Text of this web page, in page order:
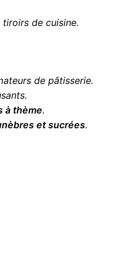
tiroirs de cuisine.
de pâtisserie.
à thème.
et sucrées.